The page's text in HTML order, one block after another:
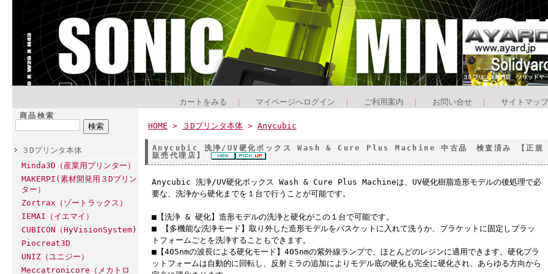
カートをみる マイページへログイン ご利用案内 お問い合せ サイトマップ
商品検索
３Dプリンタ本体
Minda3D（産業用プリンター）
MAKERPI(素材開発用３Dプリン
ター）
Zortrax（ゾートラックス）
IEMAI（イエマイ）
CUBICON（HyVisionSystem)
Piocreat3D
UNIZ（ユニジー）
Meccatronicore（メカトロ
HOME > ３Dプリンタ本体 > Anycubic
Anycubic 洗浄/UV硬化ボックス Wash & Cure Plus Machine 中古品 検査済み 【正規
販売代理店】
Anycubic 洗浄/UV硬化ボックス Wash & Cure Plus Machineは、UV硬化樹脂造形モデルの後処理で必
要な、洗浄から硬化までを１台で行うことが可能です。
■【洗浄 & 硬化】造形モデルの洗浄と硬化がこの１台で可能です。
■ 【多機能な洗浄モード】取り外した造形モデルをバスケットに入れて洗うか、ブラケットに固定しプラッ
トフォームごとを洗浄することもできます。
■【405nmの波長による硬化モード】405nmの紫外線ランプで、ほとんどのレジンに適用できます。硬化プラ
ットフォームは自動的に回転し、反射ミラの追加によりモデル底の硬化も完全に硬化され、あらゆる方向から